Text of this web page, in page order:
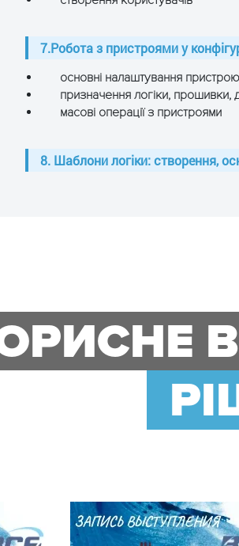
7.Робота з пристроями у
основні налаштування пристрою
призначення логіки, прошивки,
масові операції з пристроями
8. Шаблони логіки: створення,